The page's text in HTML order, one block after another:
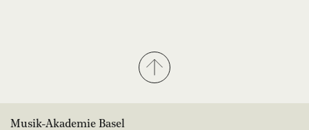
Musik-Akademie Basel